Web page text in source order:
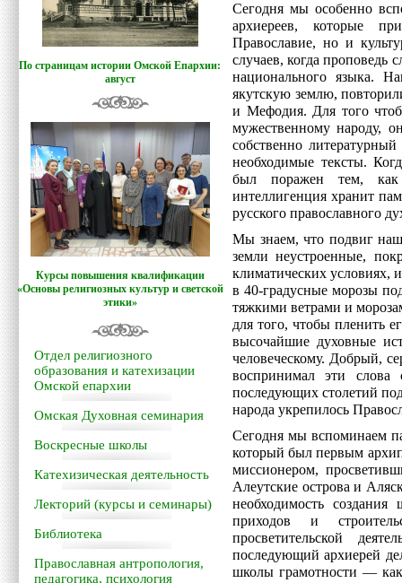
По страницам истории Омской Епархии:
август
Курсы повышения квалификации
«Основы религиозных культур и светской
этики»
Отдел религиозного
образования и катехизации
Омской епархии
Омская Духовная семинария
Воскресные школы
Катехизическая деятельность
Лекторий (курсы и семинары)
Библиотека
Православная антропология,
педагогика, психология
Сегодня мы особенно
архиереев, которые
Православие, но и
случаев, когда проповедь
национального языка.
якутскую землю,
и Мефодия. Для того
мужественному народу,
собственно
необходимые тексты.
был поражен тем, как
интеллигенция хранит
русского православного
Мы знаем, что подвиг
земли неустроенные,
климатических условиях,
в 40-градусные морозы
тяжкими ветрами и
для того, чтобы пленить
высочайшие духовные
человеческому. Добрый,
воспринимал эти
последующих столетий
народа укрепилось
Сегодня мы вспоминаем
который был первым
миссионером,
Алеутские острова и
необходимость
приходов и
просветительской
последующий архиерей
школы грамотности —